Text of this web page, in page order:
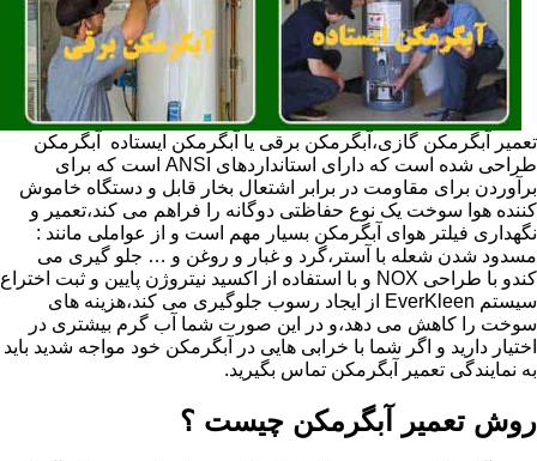
تعمیر آبگرمکن گازی،آبگرمکن برقی یا آبگرمکن ایستاده ​ آبگرمکن
طراحی شده است که دارای استانداردهای ANSI است که برای
برآوردن برای مقاومت در برابر اشتعال بخار قابل و دستگاه خاموش
کننده هوا سوخت یک نوع حفاظتی دوگانه را فراهم می کند،تعمیر و
نگهداری فیلتر هوای آبگرمکن بسیار مهم است و از عواملی مانند :
مسدود شدن شعله با آستر،گرد و غبار و روغن و … جلو گیری می
کندو با طراحی NOX و با استفاده از اکسید نیتروژن پایین و ثبت اختراع
سیستم EverKleen از ایجاد رسوب جلوگیری می کند،هزینه های
سوخت را کاهش می دهد،و در این صورت شما آب گرم بیشتری در
اختیار دارید و اگر شما با خرابی هایی در آبگرمکن خود مواجه شدید باید
به نمایندگی تعمیر آبگرمکن تماس بگیرید.
روش تعمیر آبگرمکن چیست ؟